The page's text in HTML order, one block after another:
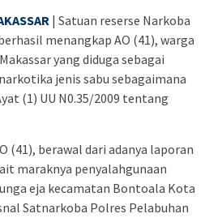
| Satuan reserse Narkoba
menangkap AO (41), warga
yang diduga sebagai
jenis sabu sebagaimana
(1) UU N0.35/2009 tentang
(41), berawal dari adanya laporan
maraknya penyalahgunaan
eja kecamatan Bontoala Kota
Satnarkoba Polres Pelabuhan